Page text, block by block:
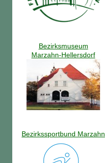
Bezirksmuseum
Marzahn-Hellersdorf
Bezirkssportbund Marzahn